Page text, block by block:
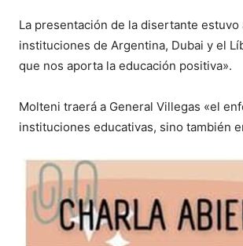
La presentación de la disertante
instituciones de Argentina, Dubai y el
que nos aporta la educación positiva».
Molteni traerá a General Villegas «el
instituciones educativas, sino también